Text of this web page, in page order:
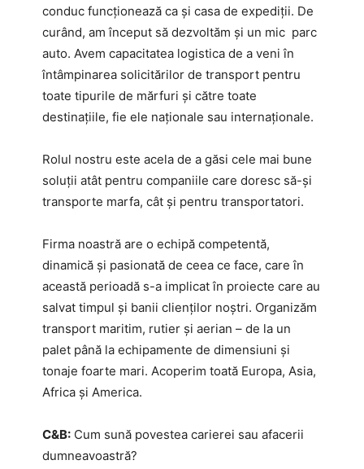
conduc funcționează ca și casa de expediții. De
curând, am început să dezvoltăm și un mic parc
auto. Avem capacitatea logistica de a veni în
întâmpinarea solicitărilor de transport pentru
toate tipurile de mărfuri și către toate
destinațiile, fie ele naționale sau internaționale.
Rolul nostru este acela de a găsi cele mai bune
soluții atât pentru companiile care doresc să-și
transporte marfa, cât și pentru transportatori.
Firma noastră are o echipă competentă,
dinamică și pasionată de ceea ce face, care în
această perioadă s-a implicat în proiecte care au
salvat timpul și banii clienților noștri. Organizăm
transport maritim, rutier și aerian – de la un
palet până la echipamente de dimensiuni și
tonaje foarte mari. Acoperim toată Europa, Asia,
Africa și America.
C&B: Cum sună povestea carierei sau afacerii
dumneavoastră?